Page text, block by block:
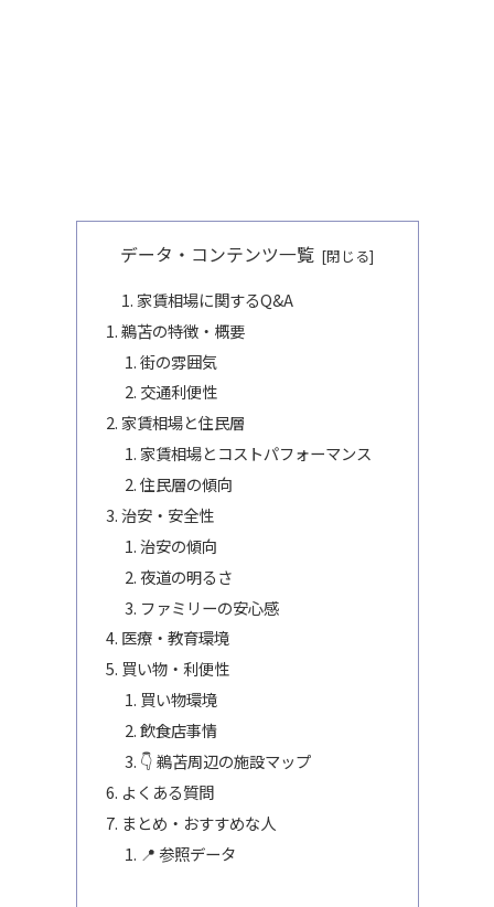
データ・コンテンツ一覧
家賃相場に関するQ&A
鵜苫の特徴・概要
街の雰囲気
交通利便性
家賃相場と住民層
家賃相場とコストパフォーマンス
住民層の傾向
治安・安全性
治安の傾向
夜道の明るさ
ファミリーの安心感
医療・教育環境
買い物・利便性
買い物環境
飲食店事情
👇 鵜苫周辺の施設マップ
よくある質問
まとめ・おすすめな人
📍 参照データ